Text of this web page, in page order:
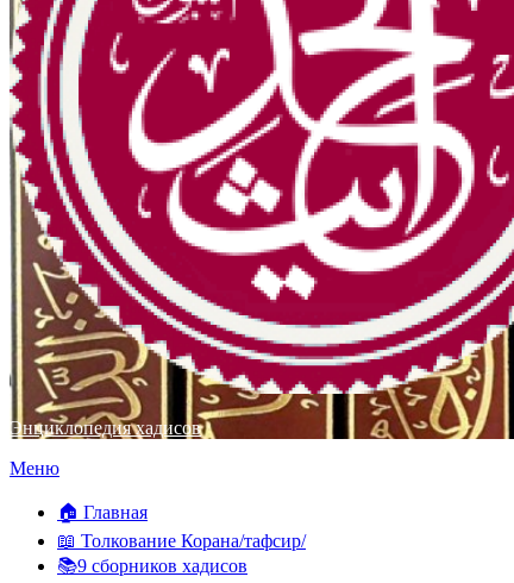
Энциклопедия хадисов
Перейти
содержимому
Меню
🏠 Главная
📖 Толкование Корана/тафсир/
📚9 сборников хадисов